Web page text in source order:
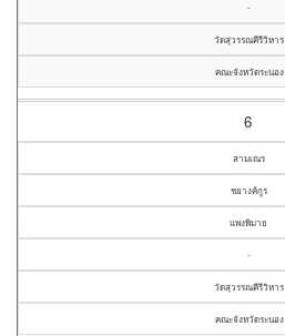
-
วัดสุวรรณคีรีวิหาร
คณะจังหวัดระนอง
6
สามเณร
ชยางค์กูร
แพงพิมาย
-
วัดสุวรรณคีรีวิหาร
คณะจังหวัดระนอง